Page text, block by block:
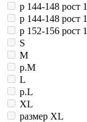
р 144-148 рост
р 144-148 рост
р 152-156 рост
S
M
р.M
L
р.L
XL
размер XL